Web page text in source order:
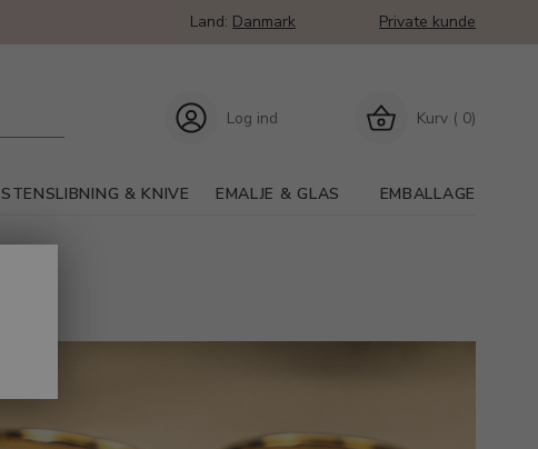
Land: Danmark Private kunde
Kurv ( 0)
Log ind
STENSLIBNING & KNIVE EMALJE & GLAS EMBALLAGE